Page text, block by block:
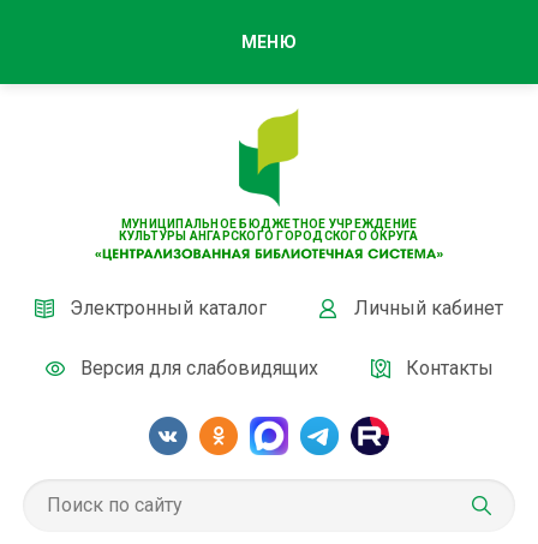
МУНИЦИПАЛЬНОЕ БЮДЖЕТНОЕ УЧРЕЖДЕНИЕ
КУЛЬТУРЫ АНГАРСКОГО ГОРОДСКОГО ОКРУГА
Электронный каталог Личный кабинет
Версия для слабовидящих Контакты
МЕНЮ